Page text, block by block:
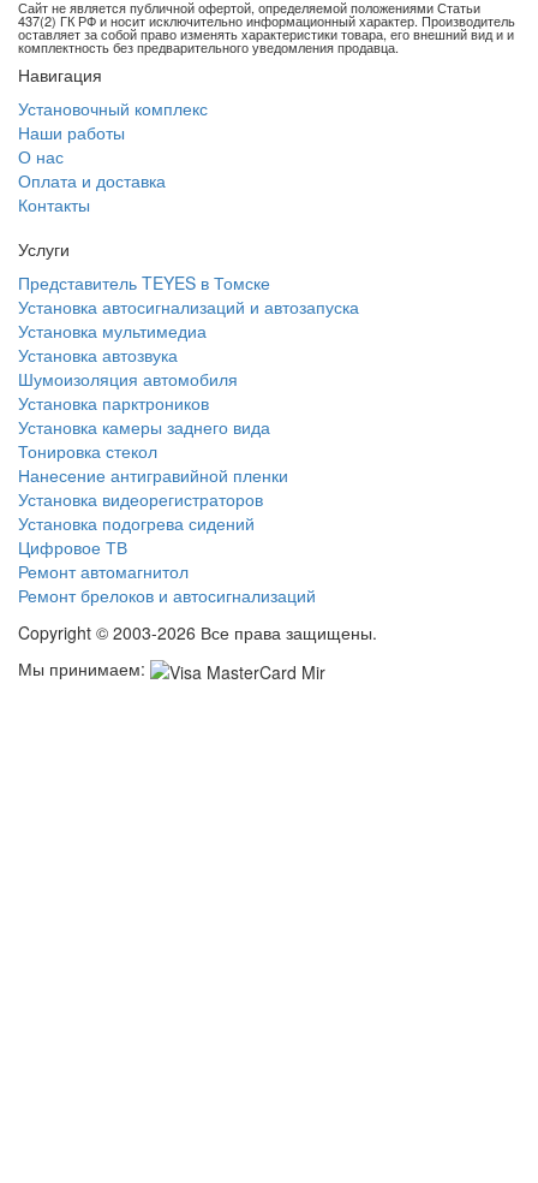
Сайт не является публичной офертой, определяемой положениями Статьи
437(2) ГК РФ и носит исключительно информационный характер. Производитель
оставляет за собой право изменять характеристики товара, его внешний вид и и
комплектность без предварительного уведомления продавца.
Навигация
Установочный комплекс
Наши работы
О нас
Оплата и доставка
Контакты
Услуги
Представитель TEYES в Томске
Установка автосигнализаций и автозапуска
Установка мультимедиа
Установка автозвука
Шумоизоляция автомобиля
Установка парктроников
Установка камеры заднего вида
Тонировка стекол
Нанесение антигравийной пленки
Установка видеорегистраторов
Установка подогрева сидений
Цифровое ТВ
Ремонт автомагнитол
Ремонт брелоков и автосигнализаций
Copyright © 2003-2026 Все права защищены.
Мы принимаем: